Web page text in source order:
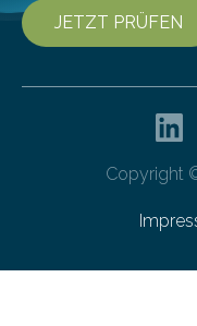
JETZT PRÜFEN
Copyright